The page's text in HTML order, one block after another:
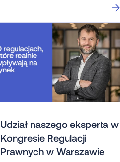
Udział naszego eksperta w
Kongresie Regulacji
Prawnych w Warszawie